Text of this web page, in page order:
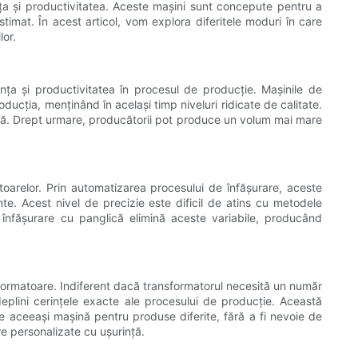
și productivitatea. Aceste mașini sunt concepute pentru a
În acest articol, vom explora diferitele moduri în care
și productivitatea în procesul de producție. Mașinile de
menținând în același timp niveluri ridicate de calitate.
Drept urmare, producătorii pot produce un volum mai mare
Prin automatizarea procesului de înfășurare, aceste
Acest nivel de precizie este dificil de atins cu metodele
cu panglică elimină aceste variabile, producând
Indiferent dacă transformatorul necesită un număr
cerințele exacte ale procesului de producție. Această
mașină pentru produse diferite, fără a fi nevoie de
personalizate cu ușurință.